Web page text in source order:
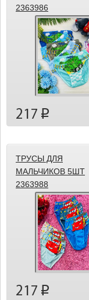
2363986
217 p
ТРУСЫ ДЛЯ
МАЛЬЧИКОВ 5ШТ
2363988
217 p